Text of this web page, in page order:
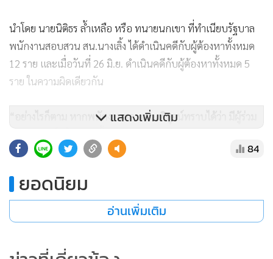
นำโดย นายนิติธร ล้ำเหลือ หรือ ทนายนกเขา ที่ทำเนียบรัฐบาล
พนักงานสอบสวน สน.นางเลิ้ง ได้ดำเนินคดีกับผู้ต้องหาทั้งหมด
12 ราย และเมื่อวันที่ 26 มิ.ย. ดำเนินคดีกับผู้ต้องหาทั้งหมด 5
ราย ในความผิดเดียวกัน
“อย่างไรก็ตาม หากพนักงานสอบสวนพิสูจน์ทราบได้ว่า มีผู้ร่วม
กฎหมายต่อไป”น.2 กล่าว
แสดงเพิ่มเติม
84
ยอดนิยม
อ่านเพิ่มเติม